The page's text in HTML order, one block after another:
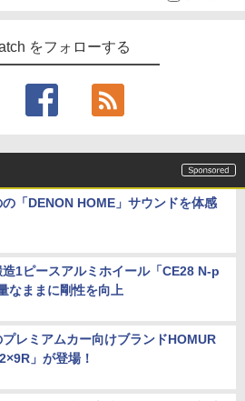
をフォローする
「DENON HOME」サウンドを体感
造1ピースアルミホイール「CE28 N-p
なままに剛性を向上
プレミアムカー向けブランドHOMUR
」が登場！